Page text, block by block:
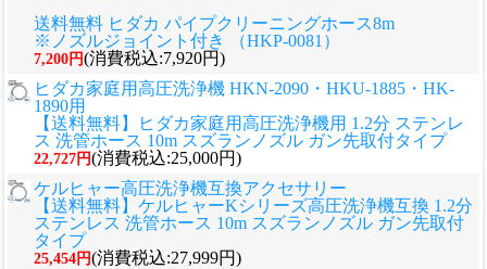
送料無料 ヒダカ パイプクリーニングホース8m
※ノズルジョイント付き （HKP-0081）
7,200円(消費税込:7,920円)
ヒダカ家庭用高圧洗浄機 HKN-2090・HKU-1885・HK-
1890用
【送料無料】ヒダカ家庭用高圧洗浄機用 1.2分 ステンレ
ス 洗管ホース 10m スズランノズル ガン先取付タイプ
22,727円(消費税込:25,000円)
ケルヒャー高圧洗浄機互換アクセサリー
【送料無料】ケルヒャーKシリーズ高圧洗浄機互換 1.2分
ステンレス 洗管ホース 10m スズランノズル ガン先取付
タイプ
25,454円(消費税込:27,999円)